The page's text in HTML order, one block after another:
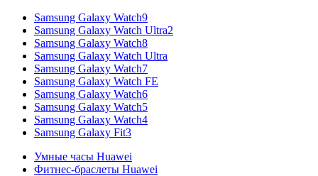
Samsung Galaxy Watch9
Samsung Galaxy Watch Ultra2
Samsung Galaxy Watch8
Samsung Galaxy Watch Ultra
Samsung Galaxy Watch7
Samsung Galaxy Watch FE
Samsung Galaxy Watch6
Samsung Galaxy Watch5
Samsung Galaxy Watch4
Samsung Galaxy Fit3
Умные часы Huawei
Фитнес-браслеты Huawei